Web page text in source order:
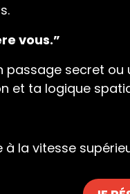
vous.”
passage secret
et ta logique
à la vitesse